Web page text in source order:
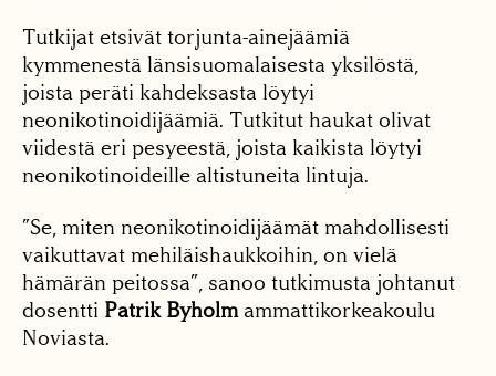
Tutkijat etsivät torjunta-ainejäämiä
kymmenestä länsisuomalaisesta yksilöstä,
joista peräti kahdeksasta löytyi
neonikotinoidijäämiä. Tutkitut haukat olivat
viidestä eri pesyeestä, joista kaikista löytyi
neonikotinoideille altistuneita lintuja.
”Se, miten neonikotinoidijäämät mahdollisesti
vaikuttavat mehiläishaukkoihin, on vielä
hämärän peitossa”, sanoo tutkimusta johtanut
dosentti Patrik Byholmammattikorkeakoulu
Noviasta.